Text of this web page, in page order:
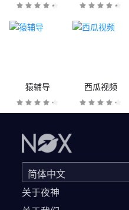
猿辅导 西瓜视频
关于夜神